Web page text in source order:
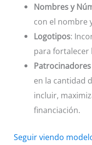
Nombres y
con el nombre
Logotipos:
para fortalecer
en la cantidad
incluir,
financiación.
Seguir viendo